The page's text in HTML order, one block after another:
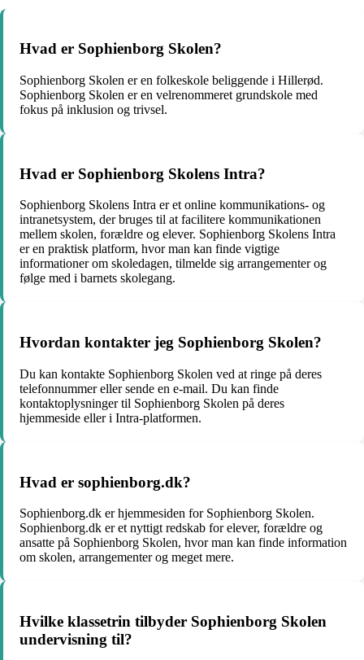
Hvad er Sophienborg Skolen?
Sophienborg Skolen er en folkeskole beliggende i Hillerød.
Sophienborg Skolen er en velrenommeret grundskole med
fokus på inklusion og trivsel.
Hvad er Sophienborg Skolens Intra?
Sophienborg Skolens Intra er et online kommunikations- og
intranetsystem, der bruges til at facilitere kommunikationen
mellem skolen, forældre og elever. Sophienborg Skolens Intra
er en praktisk platform, hvor man kan finde vigtige
informationer om skoledagen, tilmelde sig arrangementer og
følge med i barnets skolegang.
Hvordan kontakter jeg Sophienborg Skolen?
Du kan kontakte Sophienborg Skolen ved at ringe på deres
telefonnummer eller sende en e-mail. Du kan finde
kontaktoplysninger til Sophienborg Skolen på deres
hjemmeside eller i Intra-platformen.
Hvad er sophienborg.dk?
Sophienborg.dk er hjemmesiden for Sophienborg Skolen.
Sophienborg.dk er et nyttigt redskab for elever, forældre og
ansatte på Sophienborg Skolen, hvor man kan finde information
om skolen, arrangementer og meget mere.
Hvilke klassetrin tilbyder Sophienborg Skolen
undervisning til?